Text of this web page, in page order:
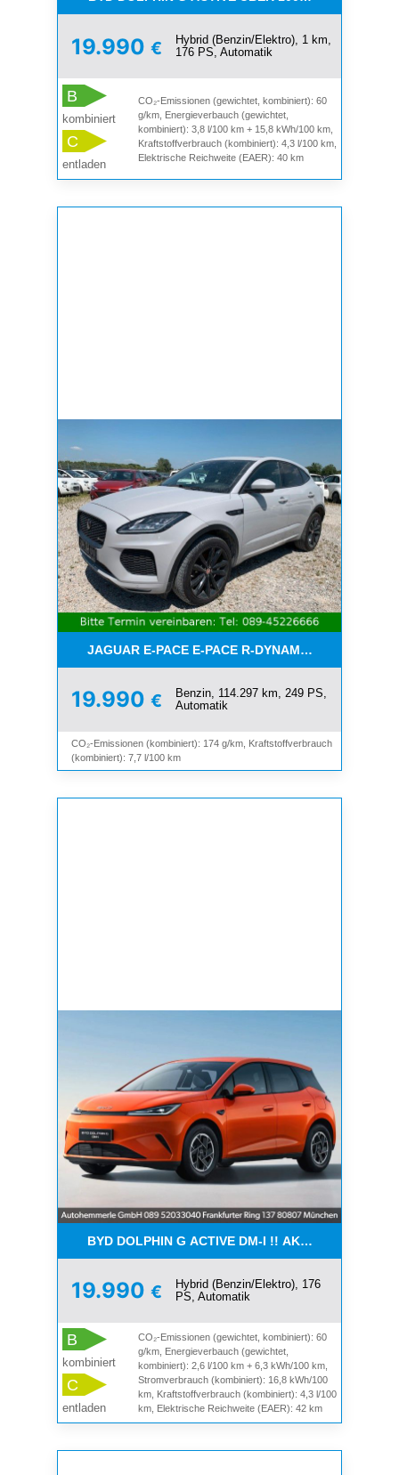
19.990 €
Hybrid (Benzin/Elektro), 1 km,
176 PS, Automatik
B
kombiniert
C
entladen
CO₂-Emissionen (gewichtet, kombiniert): 60
g/km, Energieverbauch (gewichtet,
kombiniert): 3,8 l/100 km + 15,8 kWh/100 km,
Kraftstoffverbrauch (kombiniert): 4,3 l/100 km,
Elektrische Reichweite (EAER): 40 km
JAGUAR E-PACE E-PACE R-DYNAMIC S
19.990 €
Benzin, 114.297 km, 249 PS,
Automatik
CO₂-Emissionen (kombiniert): 174 g/km, Kraftstoffverbrauch
(kombiniert): 7,7 l/100 km
BYD DOLPHIN G ACTIVE DM-I !! AKTIONSPREIS !!
19.990 €
Hybrid (Benzin/Elektro), 176
PS, Automatik
B
kombiniert
C
entladen
CO₂-Emissionen (gewichtet, kombiniert): 60
g/km, Energieverbauch (gewichtet,
kombiniert): 2,6 l/100 km + 6,3 kWh/100 km,
Stromverbrauch (kombiniert): 16,8 kWh/100
km, Kraftstoffverbrauch (kombiniert): 4,3 l/100
km, Elektrische Reichweite (EAER): 42 km